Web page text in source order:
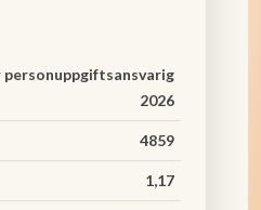
personuppgiftsansvarig
2026
4859
1,17